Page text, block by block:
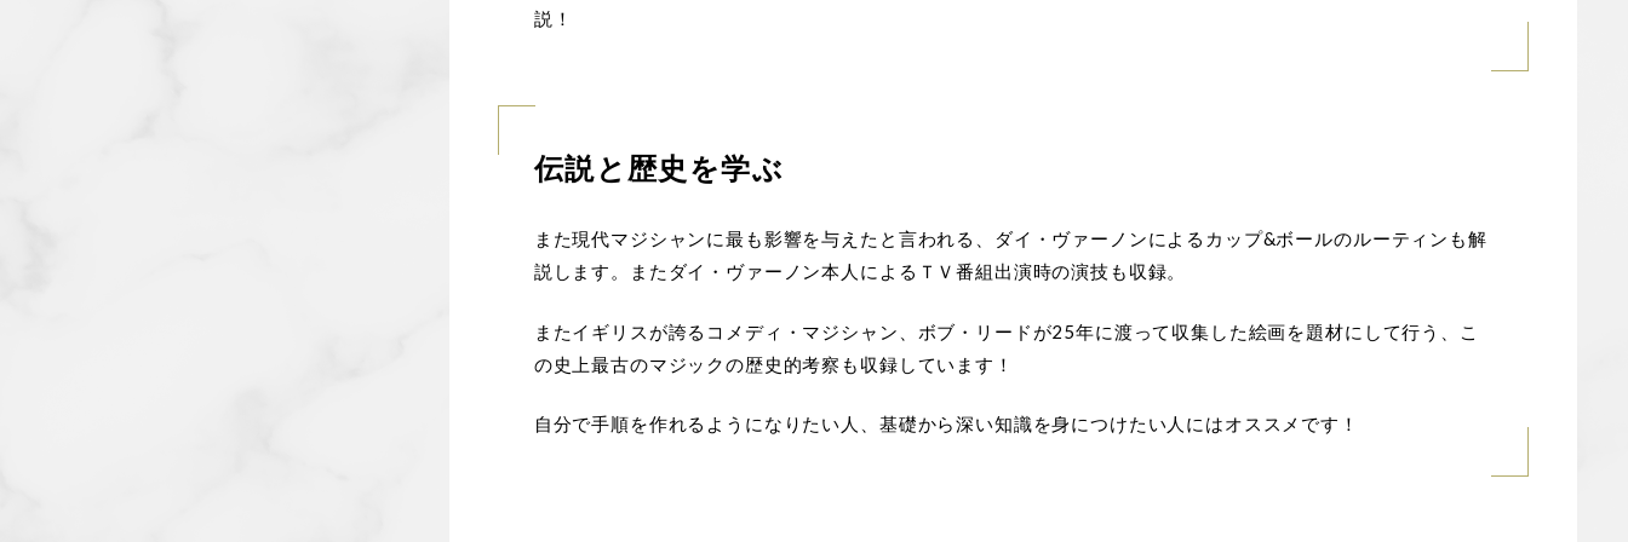
説！
伝説と歴史を学ぶ
また現代マジシャンに最も影響を与えたと言われる、ダイ・ヴァーノンによるカップ&ボールのルーティンも解
説します。またダイ・ヴァーノン本人によるＴＶ番組出演時の演技も収録。
またイギリスが誇るコメディ・マジシャン、ボブ・リードが25年に渡って収集した絵画を題材にして行う、こ
の史上最古のマジックの歴史的考察も収録しています！
自分で手順を作れるようになりたい人、基礎から深い知識を身につけたい人にはオススメです！